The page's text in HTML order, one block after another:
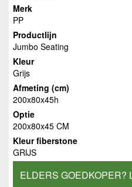
Merk
PP
Productlijn
Jumbo Seating
Kleur
Grijs
Afmeting (cm)
200x80x45h
Optie
200x80x45 CM
Kleur fiberstone
GRIJS
ELDERS GOEDKOPER?